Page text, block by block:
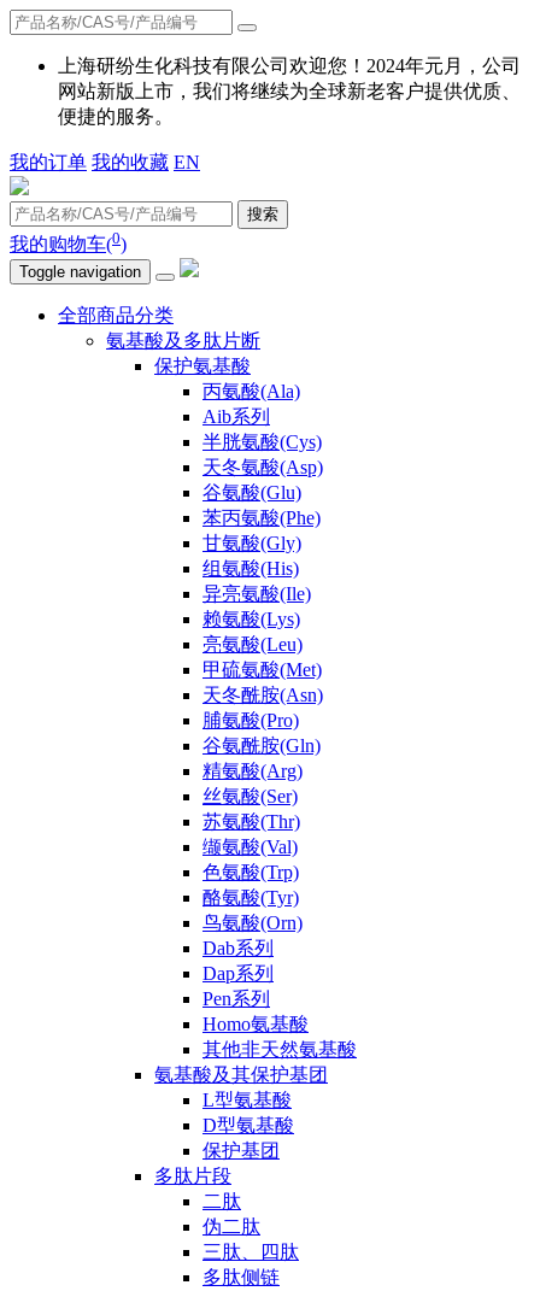
上海研纷生化科技有限公司欢迎您！2024年元月，公司
网站新版上市，我们将继续为全球新老客户提供优质、
便捷的服务。
我的订单 我的收藏 EN
搜索
我的购物车(0)
Toggle navigation
全部商品分类
氨基酸及多肽片断
保护氨基酸
丙氨酸(Ala)
Aib系列
半胱氨酸(Cys)
天冬氨酸(Asp)
谷氨酸(Glu)
苯丙氨酸(Phe)
甘氨酸(Gly)
组氨酸(His)
异亮氨酸(Ile)
赖氨酸(Lys)
亮氨酸(Leu)
甲硫氨酸(Met)
天冬酰胺(Asn)
脯氨酸(Pro)
谷氨酰胺(Gln)
精氨酸(Arg)
丝氨酸(Ser)
苏氨酸(Thr)
缬氨酸(Val)
色氨酸(Trp)
酪氨酸(Tyr)
鸟氨酸(Orn)
Dab系列
Dap系列
Pen系列
Homo氨基酸
其他非天然氨基酸
氨基酸及其保护基团
L型氨基酸
D型氨基酸
保护基团
多肽片段
二肽
伪二肽
三肽、四肽
多肽侧链